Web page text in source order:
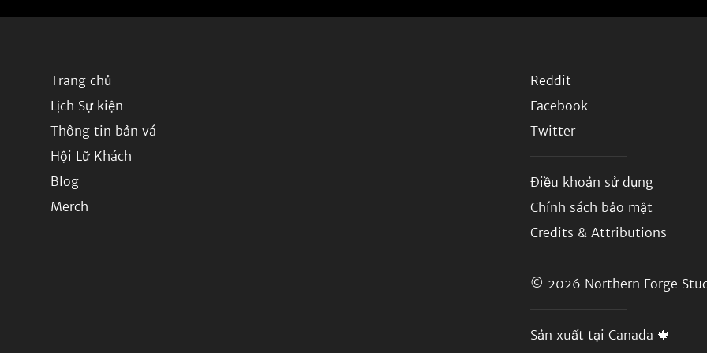
Trang chủ
Lịch Sự kiện
Thông tin bản vá
Hội Lữ Khách
Blog
Merch
Reddit
Facebook
Twitter
Điều khoản sử dụng
Chính sách bảo mật
Credits & Attributions
© 2026 Northern Forge
Sản xuất tại Canada 🍁